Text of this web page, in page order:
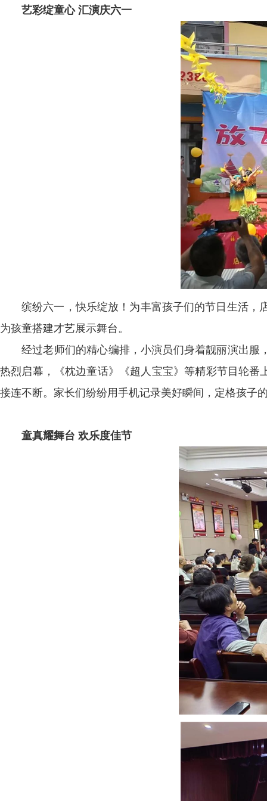
艺彩绽童心 汇演庆六一
缤纷六一，快乐绽放！为丰富孩子们的节日生活，
为孩童搭建才艺展示舞台。
经过老师们的精心编排，小演员们身着靓丽演出
热烈启幕，《枕边童话》《超人宝宝》等精彩节目轮
接连不断。家长们纷纷用手机记录美好瞬间，定格孩子
童真耀舞台 欢乐度佳节